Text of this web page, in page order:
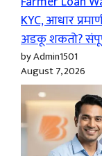
KYC, आधार
अडकू शकतो?
by Admin1501
August 7, 2026